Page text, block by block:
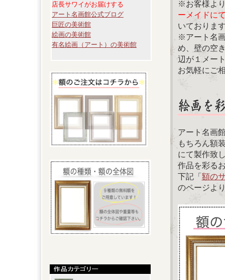
店長サワイがお届けする
アート名画館公式ブログ
巨匠の美術館
絵画の美術館
有名絵画（アート）の美術館
※お客様よ
ーメイドに
いておりま
※アート名
め、壁の空
辺が１メー
お気軽にご
アート名画
もちろん額
にて製作致
作品を彩る
下記「額の
のページよ